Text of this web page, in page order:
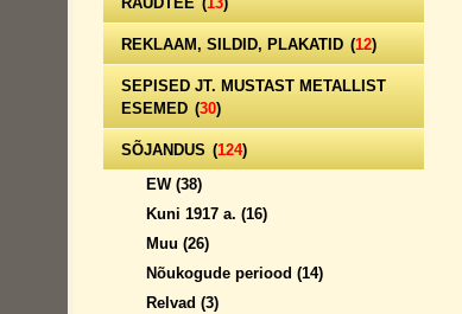
REKLAAM, SILDID, PLAKATID (12)
SEPISED JT. MUSTAST METALLIST
ESEMED (30)
SÕJANDUS (124)
EW (38)
Kuni 1917 a. (16)
Muu (26)
Nõukogude periood (14)
Relvad (3)